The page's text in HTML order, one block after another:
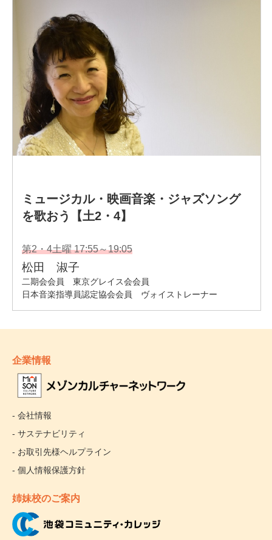
企業情報
- 会社情報
- サステナビリティ
- お取引先様ヘルプライン
- 個人情報保護方針
姉妹校のご案内